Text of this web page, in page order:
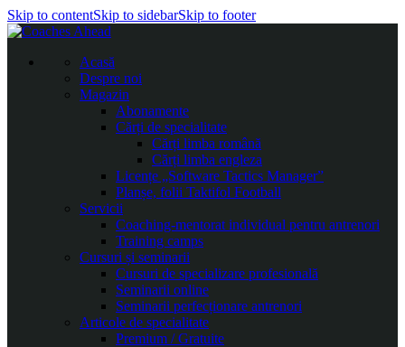
Skip to contentSkip to sidebarSkip to footer
Acasă
Despre noi
Magazin
Abonamente
Cărți de specialitate
Cărți limba română
Cărți limba engleza
Licențe „Software Tactics Manager”
Planșe, folii Taktifol Football
Servicii
Coaching-mentorat individual pentru antrenori
Training camps
Cursuri și seminarii
Cursuri de specializare profesională
Seminarii online
Seminarii perfecționare antrenori
Articole de specialitate
Premium / Gratuite